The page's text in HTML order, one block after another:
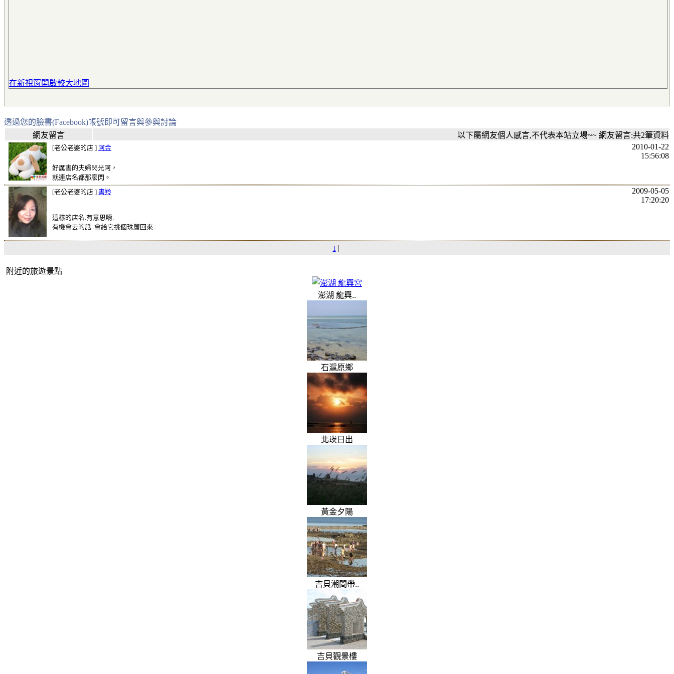
在新視窗開啟較大地圖
透過您的臉書(Facebook)帳號即可留言與參與討論
網友留言
以下屬網友個人感言,不代表本站立場~~ 網友留言:共2筆資料
[老公老婆的店 ] 阿金
2010-01-22
15:56:08
好厲害的夫婦閃光阿，
就連店名都那麼閃。
[老公老婆的店 ] 書羚
2009-05-05
17:20:20
這樣的店名.有意思唷.
有機會去的話..會給它挑個珠簾回來..
1 |
附近的旅遊景點
澎湖 龍興..
石滬原鄉
北崁日出
黃金夕陽
吉貝潮間帶..
吉貝觀景樓